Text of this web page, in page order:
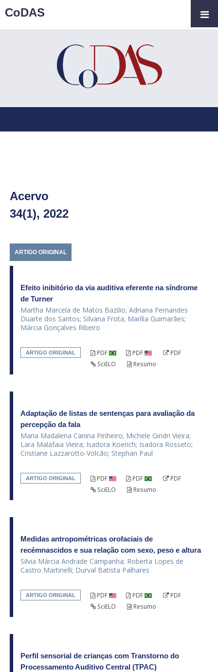
Acervo
34(1), 2022
ARTIGO ORIGINAL
Efeito inibitório da via auditiva eferente na síndrome
de Turner
Martha Marcela de Matos Bazilio; Adriana Fernandes
Duarte dos Santos; Silvana Frota; Marília Guimarães;
Márcia Gonçalves Ribeiro
ARTIGO ORIGINAL PDF PDF
PDF
SciELO
Resumo
Adaptação de listas de sentenças para avaliação da
percepção da fala
Maria Madalena Canina Pinheiro; Michele Gindri Vieira;
Lara Malafaia Vieira; Isadora Koerich; Isadora Rosseto;
Cristiane Lazzarotto-Volcão; Stephan Paul
ARTIGO ORIGINAL PDF PDF
PDF
SciELO
Resumo
Medidas antropométricas orofaciais de
recémnascidos e sua relação com sexo, peso e altura
Silvia Márcia Andrade Campanha; Roberta Lopes de
Castro Martinelli; Durval Batista Palhares
ARTIGO ORIGINAL PDF PDF
PDF
SciELO
Resumo
Perfil sensorial de crianças com Transtorno do
Processamento Auditivo Central (TPAC)
CoDAS